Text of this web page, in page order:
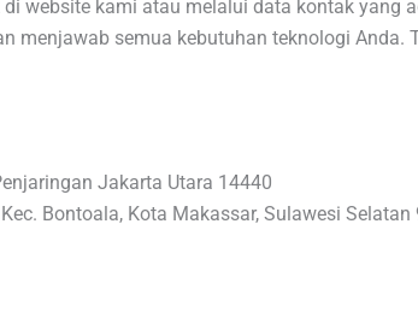
website kami atau melalui data kontak yang
menjawab semua kebutuhan teknologi Anda.
Jakarta Utara 14440
Bontoala, Kota Makassar, Sulawesi Selatan